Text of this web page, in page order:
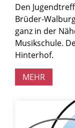
Den
Brüder-
ganz in der
Musikschule.
Hinterhof.
MEHR